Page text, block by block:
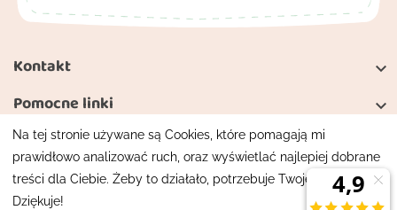
Kontakt 
Pomocne linki 
Moje konto
Mapa strony
Na tej stronie używane są Cookies, które pomagają mi
prawidłowo analizować ruch, oraz wyświetlać najlepiej dobrane
treści dla Ciebie. Żeby to działało, potrzebuje Twojej zgody.
Dziękuje!